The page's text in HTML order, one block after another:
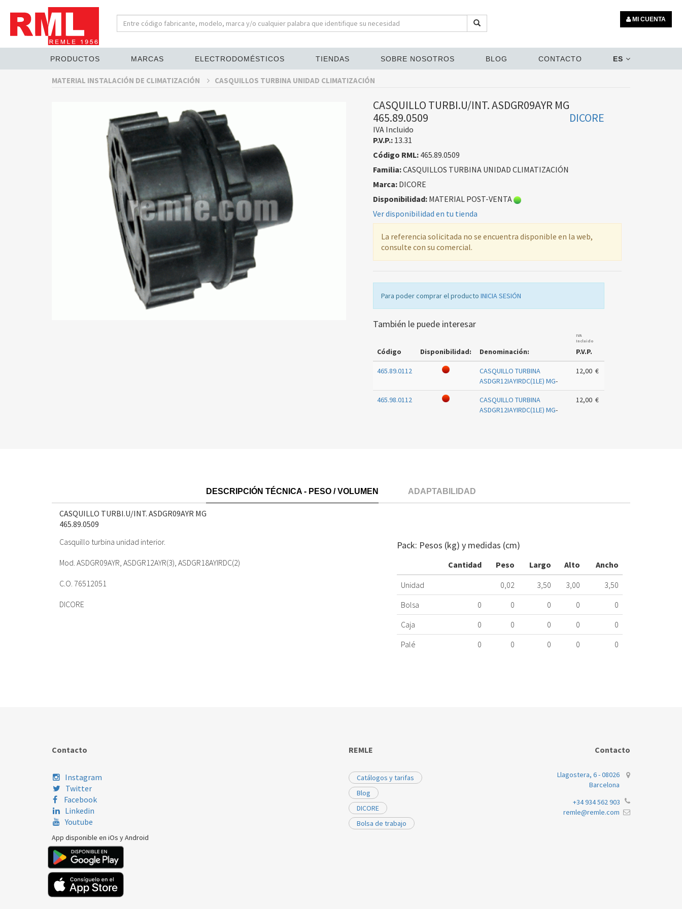
MI CUENTA
PRODUCTOS MARCAS ELECTRODOMÉSTICOS TIENDAS SOBRE NOSOTROS BLOG CONTACTO ES
MATERIAL INSTALACIÓN DE CLIMATIZACIÓN CASQUILLOS TURBINA UNIDAD CLIMATIZACIÓN
CASQUILLO TURBI.U/INT. ASDGR09AYR MG
465.89.0509
DICORE
IVA Incluido
P.V.P.: 13.31
Código RML:465.89.0509
Familia:CASQUILLOS TURBINA UNIDAD CLIMATIZACIÓN
Marca:DICORE
Disponibilidad:MATERIAL POST-VENTA
Ver disponibilidad en tu tienda
La referencia solicitada no se encuentra disponible en la web,
consulte con su comercial.
Para poder comprar el producto INICIA SESIÓN
También le puede interesar
Código Disponibilidad: Denominación:
IVA
Incluido
P.V.P.
465.89.0112
CASQUILLO TURBINA
ASDGR12IAYIRDC(1LE) MG-
12,00 €
465.98.0112
CASQUILLO TURBINA
ASDGR12IAYIRDC(1LE) MG-
12,00 €
DESCRIPCIÓN TÉCNICA - PESO / VOLUMEN ADAPTABILIDAD
CASQUILLO TURBI.U/INT. ASDGR09AYR MG
465.89.0509
Casquillo turbina unidad interior.
Mod. ASDGR09AYR, ASDGR12AYR(3), ASDGR18AYIRDC(2)
C.O. 76512051
DICORE
Pack: Pesos (kg) y medidas (cm)
Cantidad Peso Largo Alto
Ancho
Unidad
0,02 3,50 3,00
3,50
Bolsa
0 0 0 0
0
Caja
0 0 0 0
0
Palé
0 0 0 0 0
Contacto
Instagram
Twitter
Facebook
Linkedin
Youtube
App disponible en iOs y Android
REMLE
Catálogos y tarifas
Blog
DICORE
Bolsa de trabajo
Contacto
Llagostera, 6 - 08026
Barcelona
+34 934 562 903
remle@remle.com